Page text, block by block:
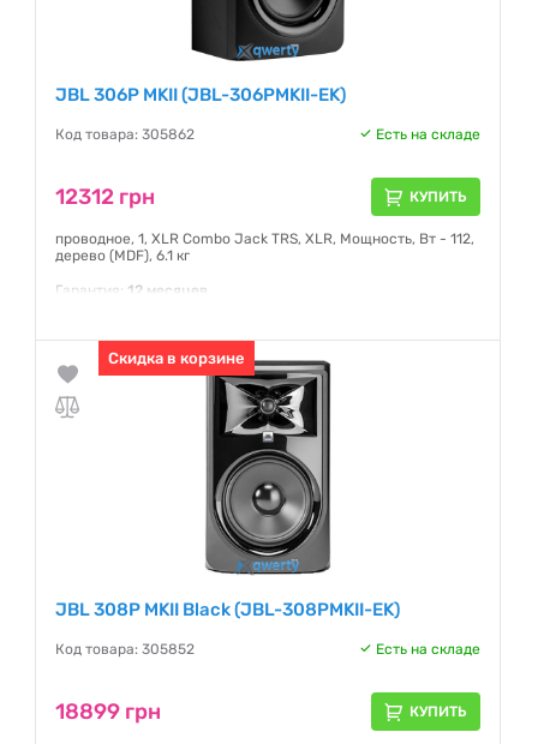
JBL 306P MKII (JBL-306PMKII-EK)
Код товара: 305862 Есть на складе
12312 грн КУПИТЬ
проводное, 1, XLR Combo Jack TRS, XLR, Мощность, Вт - 112,
дерево (MDF), 6.1 кг
Гарантия: 12 месяцев
Скидка в корзине
JBL 308P MKII Black (JBL-308PMKII-EK)
Код товара: 305852 Есть на складе
18899 грн КУПИТЬ